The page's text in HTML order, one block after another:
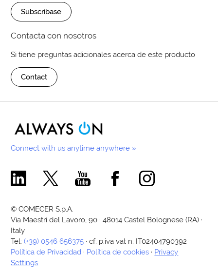
Subscríbase
Contacta con nosotros
Si tiene preguntas adicionales acerca de este producto
Contact
Connect with us anytime anywhere »
Comecer Linkedin Page
Comecer X PageComecer Youtube Channel
Comecer Facebook Page
Comecer Instagram
© COMECER S.p.A.
Via Maestri del Lavoro, 90 · 48014 Castel Bolognese (RA) ·
Italy
Tel:(+39) 0546 656375 · cf. p.iva vat n. IT02404790392
Política de Privacidad · Política de cookies · Privacy
Settings